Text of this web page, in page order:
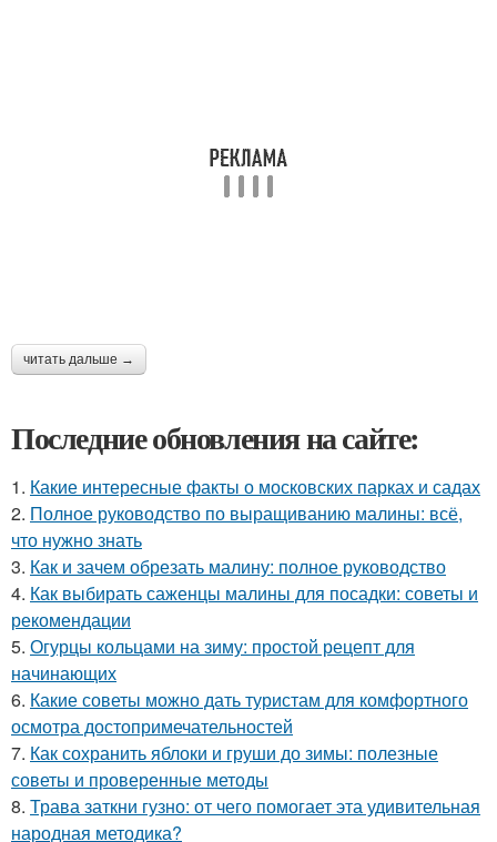
читать дальше →
Последние обновления на сайте:
1. Какие интересные факты о московских парках и садах
2. Полное руководство по выращиванию малины: всё,
что нужно знать
3. Как и зачем обрезать малину: полное руководство
4. Как выбирать саженцы малины для посадки: советы и
рекомендации
5. Огурцы кольцами на зиму: простой рецепт для
начинающих
6. Какие советы можно дать туристам для комфортного
осмотра достопримечательностей
7. Как сохранить яблоки и груши до зимы: полезные
советы и проверенные методы
8. Трава заткни гузно: от чего помогает эта удивительная
народная методика?